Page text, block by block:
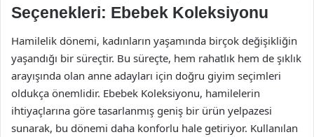
Seçenekleri: Ebebek Koleksiyonu
Hamilelik dönemi, kadınların yaşamında birçok değişikliğin
yaşandığı bir süreçtir. Bu süreçte, hem rahatlık hem de şıklık
arayışında olan anne adayları için doğru giyim seçimleri
oldukça önemlidir. Ebebek Koleksiyonu, hamilelerin
ihtiyaçlarına göre tasarlanmış geniş bir ürün yelpazesi
sunarak, bu dönemi daha konforlu hale getiriyor. Kullanılan